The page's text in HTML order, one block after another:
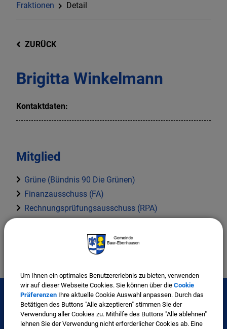
Fraktionen
Detail
ZURÜCK
Brigitta Winkelmann
Kontaktdaten:
Mitglied
Grüne (Bündnis 90 Die Grünen)
Finanzausschuss (FA)
Rechnungsprüfungsausschuss (RPA)
Interessante Links
Um Ihnen ein optimales Benutzererlebnis zu bieten, verwenden
wir auf dieser Webseite Cookies. Sie können über die Cookie
Präferenzen Ihre aktuelle Cookie Auswahl anpassen. Durch das
Betätigen des Buttons "Alle akzeptieren" stimmen Sie der
Verwendung aller Cookies zu. Mithilfe des Buttons "Alle ablehnen"
lehnen Sie der Verwendung nicht erforderlicher Cookies ab. Eine